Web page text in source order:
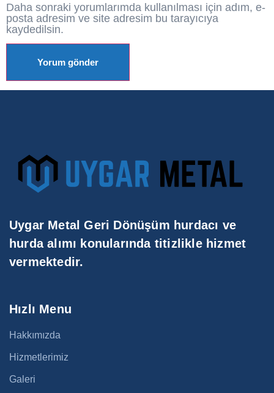
Daha sonraki yorumlarımda kullanılması için adım, e-
posta adresim ve site adresim bu tarayıcıya
kaydedilsin.
Uygar Metal Geri Dönüşüm hurdacı ve
hurda alımı konularında titizlikle hizmet
vermektedir.
Hızlı Menu
Hakkımızda
Hizmetlerimiz
Galeri